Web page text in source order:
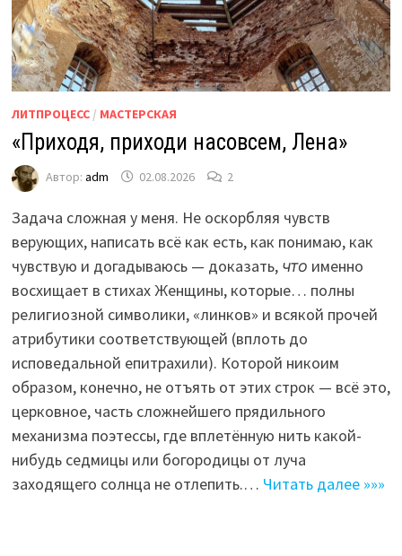
ЛИТПРОЦЕСС/ МАСТЕРСКАЯ
«Приходя, приходи насовсем, Лена»
Автор: adm 02.08.2026 2
Задача сложная у меня. Не оскорбляя чувств
верующих, написать всё как есть, как понимаю, как
чувствую и догадываюсь — доказать, что именно
восхищает в стихах Женщины, которые… полны
религиозной символики, «линков» и всякой прочей
атрибутики соответствующей (вплоть до
исповедальной епитрахили). Которой никоим
образом, конечно, не отъять от этих строк — всё это,
церковное, часть сложнейшего прядильного
механизма поэтессы, где вплетённую нить какой-
нибудь седмицы или богородицы от луча
заходящего солнца не отлепить.… Читать далее »»»